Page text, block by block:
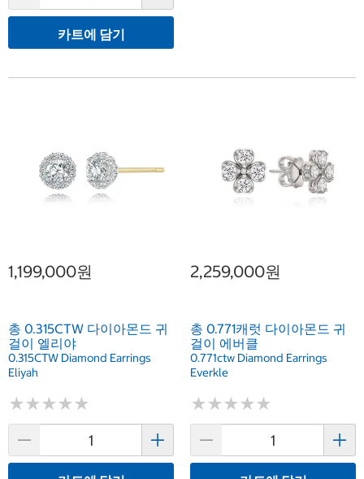
카트에 담기
1,199,000원
총 0.315CTW 다이아몬드 귀
걸이 엘리야
0.315CTW Diamond Earrings
Eliyah
★★★★★
★★★★★
2,259,000원
총 0.771캐럿 다이아몬드 귀
걸이 에버클
0.771ctw Diamond Earrings
Everkle
★★★★★
★★★★★